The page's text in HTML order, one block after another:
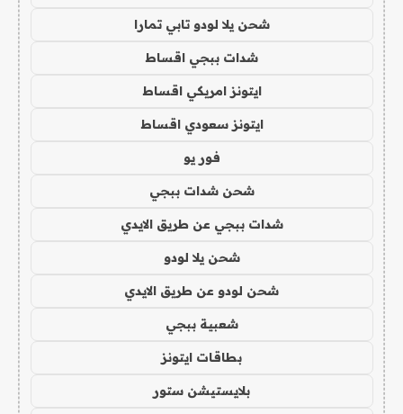
شحن يلا لودو تابي تمارا
شدات ببجي اقساط
ايتونز امريكي اقساط
ايتونز سعودي اقساط
فور يو
شحن شدات ببجي
شدات ببجي عن طريق الايدي
شحن يلا لودو
شحن لودو عن طريق الايدي
شعبية ببجي
بطاقات ايتونز
بلايستيشن ستور